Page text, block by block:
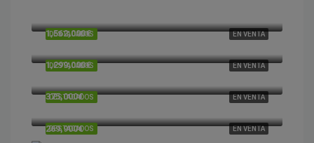
EN VENTA
DESTACADOS
EN VENTA
DESTACADOS
1,562,000€
EN VENTA
DESTACADOS
1,299,000€
EN VENTA
DESTACADOS
375,000€
269,900€